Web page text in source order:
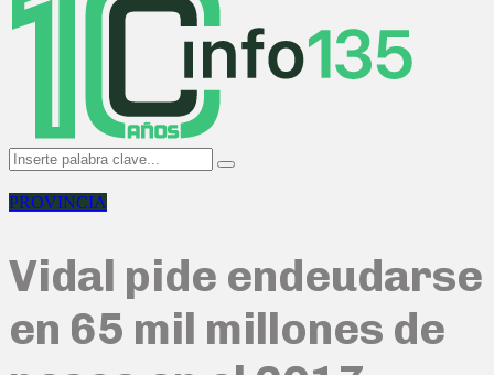
Search
for:
Search
PROVINCIA
Vidal pide endeudarse
en 65 mil millones de